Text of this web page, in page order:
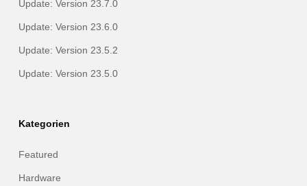
Update: Version 23.7.0
Update: Version 23.6.0
Update: Version 23.5.2
Update: Version 23.5.0
Kategorien
Featured
Hardware